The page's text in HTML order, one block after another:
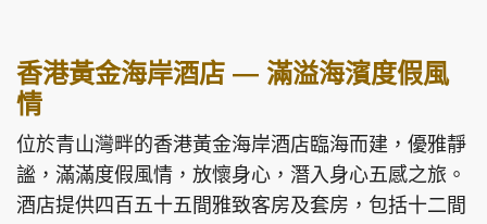
香港黃金海岸酒店 — 滿溢海濱度假風
情
位於青山灣畔的香港黃金海岸酒店臨海而建，優雅靜
謐，滿滿度假風情，放懷身心，潛入身心五感之旅。
酒店提供四百五十五間雅致客房及套房，包括十二間